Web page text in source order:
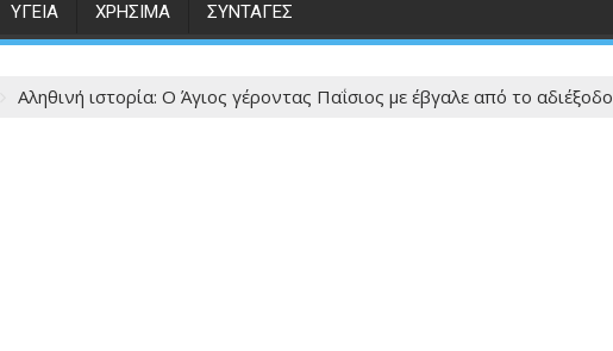
ΥΓΕΙΑ ΧΡΗΣΙΜΑ ΣΥΝΤΑΓΕΣ
Αληθινή ιστορία: Ο Άγιος γέροντας Παΐσιος με έβγαλε από το αδιέξοδο